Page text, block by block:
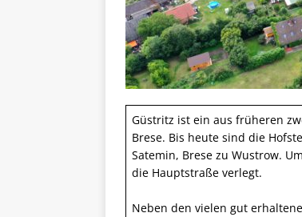
Güstritz ist ein aus früheren
Brese. Bis heute sind die
Satemin, Brese zu Wustrow.
die Hauptstraße verlegt.
Neben den vielen gut